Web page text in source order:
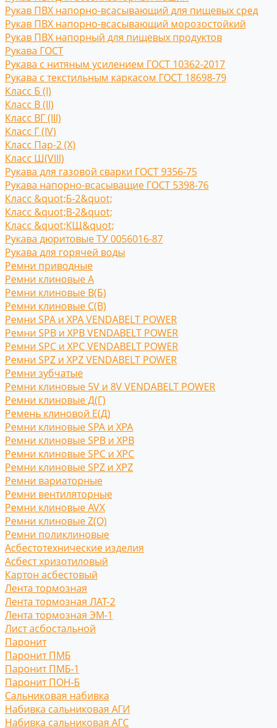
Рукав ПВХ напорно-всасывающий для пищевых сред
Рукав ПВХ напорно-всасывающий морозостойкий
Рукав ПВХ напорный для пищевых продуктов
Рукава ГОСТ
Рукава с нитяным усилением ГОСТ 10362-2017
Рукава с текстильным каркасом ГОСТ 18698-79
Класс Б (I)
Класс В (II)
Класс ВГ (III)
Класс Г (IV)
Класс Пар-2 (X)
Класс Ш(VIII)
Рукава для газовой сварки ГОСТ 9356-75
Рукава напорно-всасыващие ГОСТ 5398-76
Класс &quot;Б-2&quot;
Класс &quot;В-2&quot;
Класс &quot;КЩ&quot;
Рукава дюритовые ТУ 0056016-87
Рукава для горячей воды
Ремни приводные
Ремни клиновые A
Ремни клиновые В(Б)
Ремни клиновые С(B)
Ремни SPA и XPA VENDABELT POWER
Ремни SPB и XPB VENDABELT POWER
Ремни SPC и XPC VENDABELT POWER
Ремни SPZ и XPZ VENDABELT POWER
Ремни зубчатые
Ремни клиновые 5V и 8V VENDABELT POWER
Ремни клиновые Д(Г)
Ремень клиновой Е(Д)
Ремни клиновые SPA и XPA
Ремни клиновые SPB и XPB
Ремни клиновые SPC и XPC
Ремни клиновые SPZ и XPZ
Ремни вариаторные
Ремни вентиляторные
Ремни клиновые AVX
Ремни клиновые Z(O)
Ремни поликлиновые
Асбестотехнические изделия
Асбест хризотиловый
Картон асбестовый
Лента тормозная
Лента тормозная ЛАТ-2
Лента тормозная ЭМ-1
Лист асбостальной
Паронит
Паронит ПМБ
Паронит ПМБ-1
Паронит ПОН-Б
Сальниковая набивка
Набивка сальниковая АГИ
Набивка сальниковая АГС